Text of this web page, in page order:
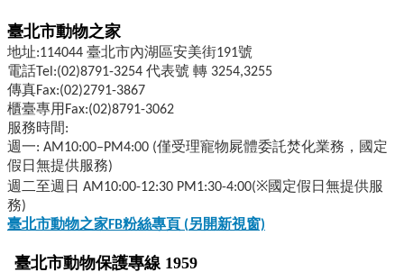
臺北市動物之家
地址:114044 臺北市內湖區安美街191號
電話Tel:(02)8791-3254 代表號 轉 3254,3255
傳真Fax:(02)2791-3867
櫃臺專用Fax:(02)8791-3062
服務時間:
週一: AM10:00–PM4:00 (僅受理寵物屍體委託焚化業務，國定
假日無提供服務)
週二至週日 AM10:00-12:30 PM1:30-4:00(※國定假日無提供服
務)
臺北市動物之家FB粉絲專頁 (另開新視窗)
臺北市動物保護專線 1959